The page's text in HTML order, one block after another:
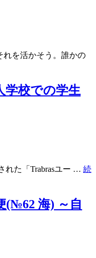
れを活かそう。誰かの
学校での学生
れた「Trabrasユー … 続
海) ～自